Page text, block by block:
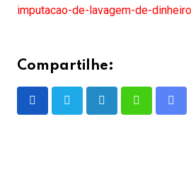
imputacao-de-lavagem-de-
Compartilhe:
LinkedInWhatsappShare